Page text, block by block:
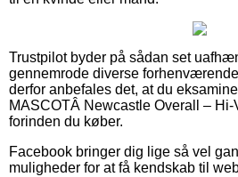
Trustpilot byder på sådan set
gennemrode diverse
derfor anbefales det, at du
MASCOTÂ Newcastle Overall –
forinden du køber.
Facebook bringer dig lige så vel
muligheder for at få kendskab til